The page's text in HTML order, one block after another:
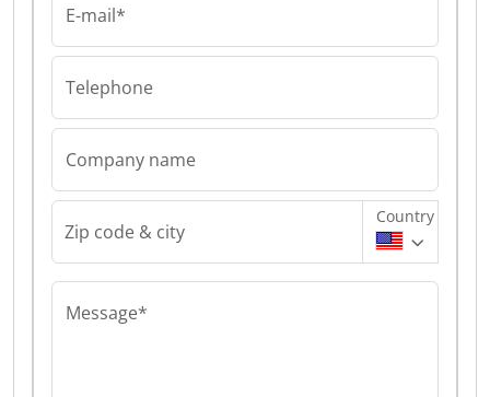
E-mail*
Telephone
Company name
Zip code & city
Country
Message*